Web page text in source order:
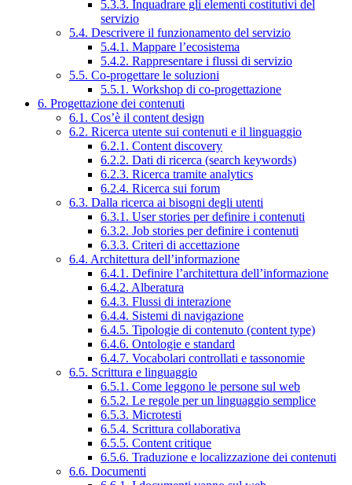
5.3.3. Inquadrare gli elementi costitutivi del
servizio
5.4. Descrivere il funzionamento del servizio
5.4.1. Mappare l’ecosistema
5.4.2. Rappresentare i flussi di servizio
5.5. Co-progettare le soluzioni
5.5.1. Workshop di co-progettazione
6. Progettazione dei contenuti
6.1. Cos’è il content design
6.2. Ricerca utente sui contenuti e il linguaggio
6.2.1. Content discovery
6.2.2. Dati di ricerca (search keywords)
6.2.3. Ricerca tramite analytics
6.2.4. Ricerca sui forum
6.3. Dalla ricerca ai bisogni degli utenti
6.3.1. User stories per definire i contenuti
6.3.2. Job stories per definire i contenuti
6.3.3. Criteri di accettazione
6.4. Architettura dell’informazione
6.4.1. Definire l’architettura dell’informazione
6.4.2. Alberatura
6.4.3. Flussi di interazione
6.4.4. Sistemi di navigazione
6.4.5. Tipologie di contenuto (content type)
6.4.6. Ontologie e standard
6.4.7. Vocabolari controllati e tassonomie
6.5. Scrittura e linguaggio
6.5.1. Come leggono le persone sul web
6.5.2. Le regole per un linguaggio semplice
6.5.3. Microtesti
6.5.4. Scrittura collaborativa
6.5.5. Content critique
6.5.6. Traduzione e localizzazione dei contenuti
6.6. Documenti